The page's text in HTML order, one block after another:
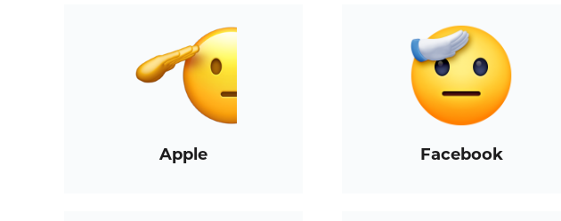
Apple Facebook